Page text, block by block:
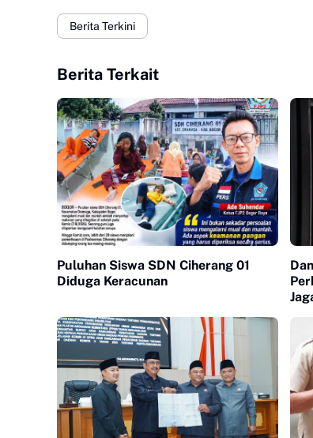
Berita Terkini
Berita Terkait
Puluhan Siswa SDN Ciherang 01
Diduga Keracunan